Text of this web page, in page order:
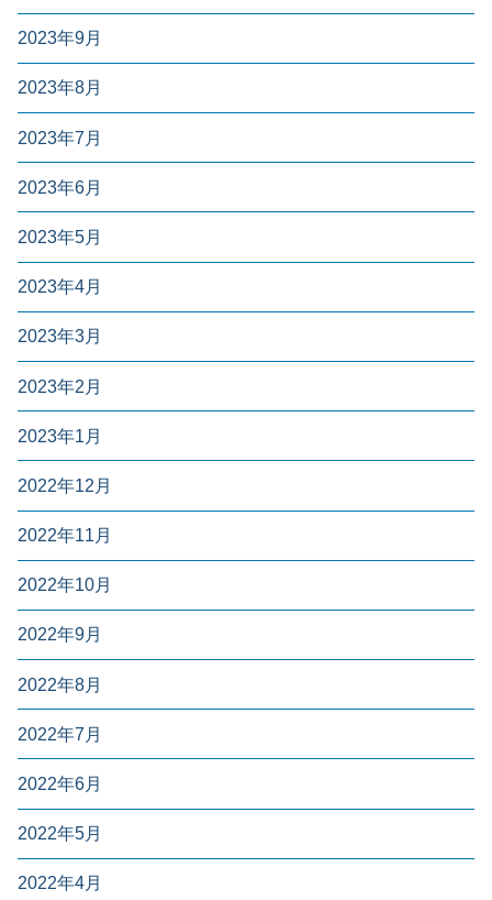
2023年9月
2023年8月
2023年7月
2023年6月
2023年5月
2023年4月
2023年3月
2023年2月
2023年1月
2022年12月
2022年11月
2022年10月
2022年9月
2022年8月
2022年7月
2022年6月
2022年5月
2022年4月